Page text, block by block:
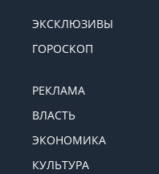
ЭКСКЛЮЗИВЫ
ГОРОСКОП
РЕКЛАМА
ВЛАСТЬ
ЭКОНОМИКА
КУЛЬТУРА